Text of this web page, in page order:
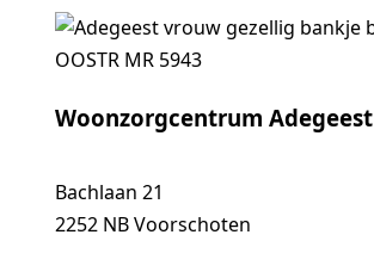
Woonzorgcentrum Adegeest
Bachlaan 21
2252 NB Voorschoten